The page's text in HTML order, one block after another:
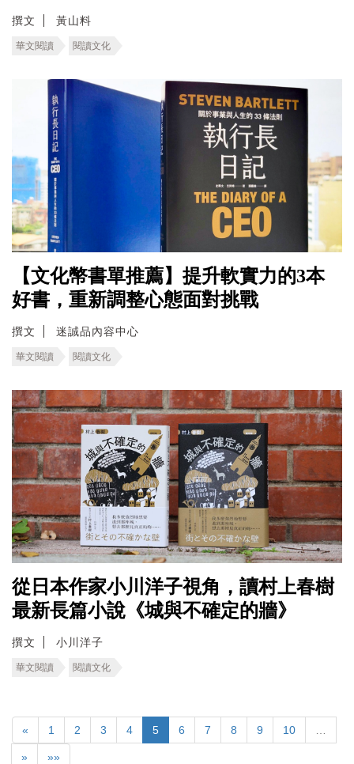
撰文 黃山料
華文閱讀 閱讀文化
【文化幣書單推薦】提升軟實力的3本
好書，重新調整心態面對挑戰
撰文 迷誠品內容中心
華文閱讀 閱讀文化
從日本作家小川洋子視角，讀村上春樹
最新長篇小說《城與不確定的牆》
撰文 小川洋子
華文閱讀 閱讀文化
« 1 2 3 4 5 6 7 8 9 10
» »»